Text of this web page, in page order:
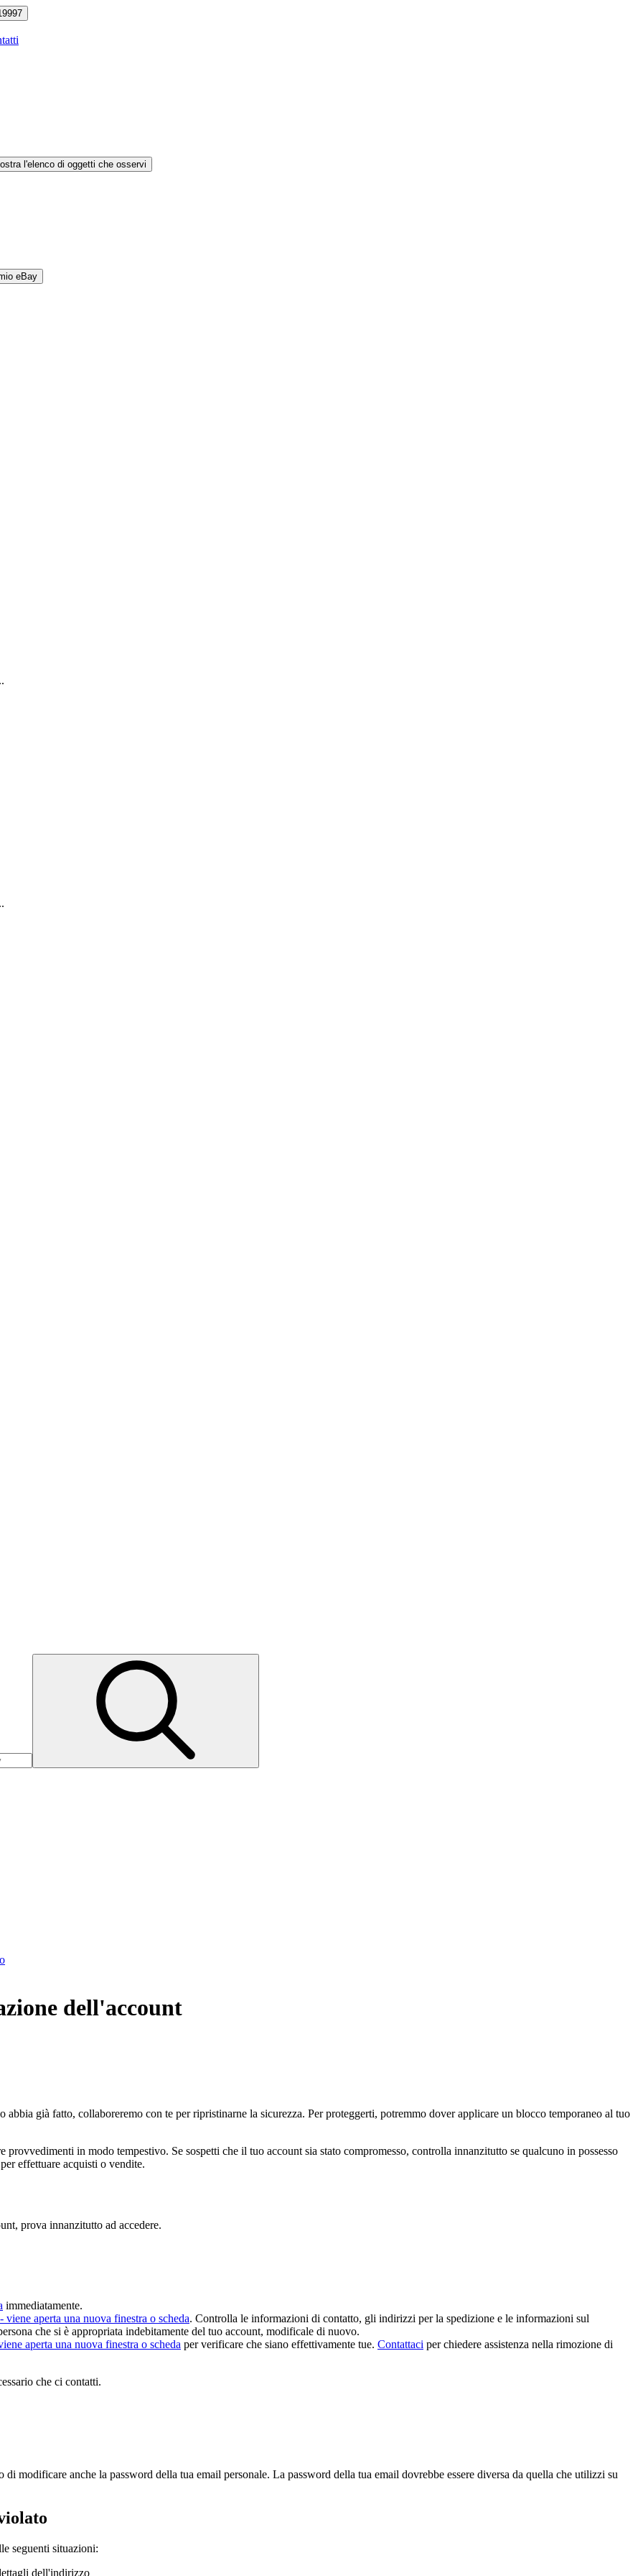
l'elenco di oggetti che osservi
eBay
dell'account
abbia già fatto, collaboreremo con te per ripristinarne la sicurezza. Per proteggerti, potremmo dover applicare un blocco temporaneo al tuo
in modo tempestivo. Se sospetti che il tuo account sia stato compromesso, controlla innanzitutto se qualcuno in possesso
effettuare acquisti o vendite.
prova innanzitutto ad accedere.
immediatamente.
viene aperta una nuova finestra o scheda. Controlla le informazioni di contatto, gli indirizzi per la spedizione e le informazioni sul
che si è appropriata indebitamente del tuo account, modificale di nuovo.
aperta una nuova finestra o scheda per verificare che siano effettivamente tue. Contattaci per chiedere assistenza nella rimozione di
che ci contatti.
modificare anche la password della tua email personale. La password della tua email dovrebbe essere diversa da quella che utilizzi su
seguenti situazioni:
dell'indirizzo